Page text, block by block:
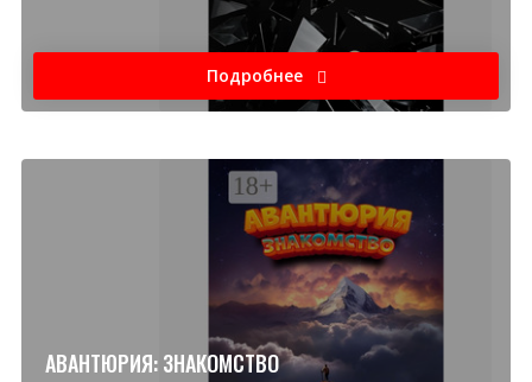
Подробнее
АВАНТЮРИЯ: ЗНАКОМСТВО